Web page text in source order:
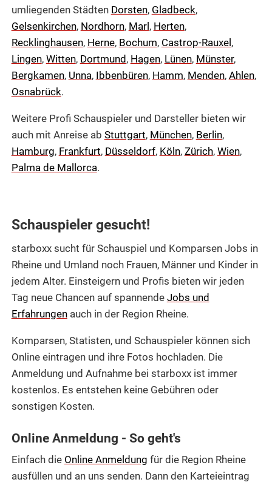
umliegenden Städten Dorsten, Gladbeck,
Gelsenkirchen, Nordhorn, Marl, Herten,
Recklinghausen, Herne, Bochum, Castrop-Rauxel,
Lingen, Witten, Dortmund, Hagen, Lünen, Münster,
Bergkamen, Unna, Ibbenbüren, Hamm, Menden, Ahlen,
Osnabrück.
Weitere Profi Schauspieler und Darsteller bieten wir
auch mit Anreise ab Stuttgart, München, Berlin,
Hamburg, Frankfurt, Düsseldorf, Köln, Zürich, Wien,
Palma de Mallorca.
Schauspieler gesucht!
starboxx sucht für Schauspiel und Komparsen Jobs in
Rheine und Umland noch Frauen, Männer und Kinder in
jedem Alter. Einsteigern und Profis bieten wir jeden
Tag neue Chancen auf spannende Jobs und
Erfahrungenauch in der Region Rheine.
Komparsen, Statisten, und Schauspieler können sich
Online eintragen und ihre Fotos hochladen. Die
Anmeldung und Aufnahme bei starboxx ist immer
kostenlos. Es entstehen keine Gebühren oder
sonstigen Kosten.
Online Anmeldung - So geht's
Einfach die Online Anmeldung für die Region Rheine
ausfüllen und an uns senden. Dann den Karteieintrag